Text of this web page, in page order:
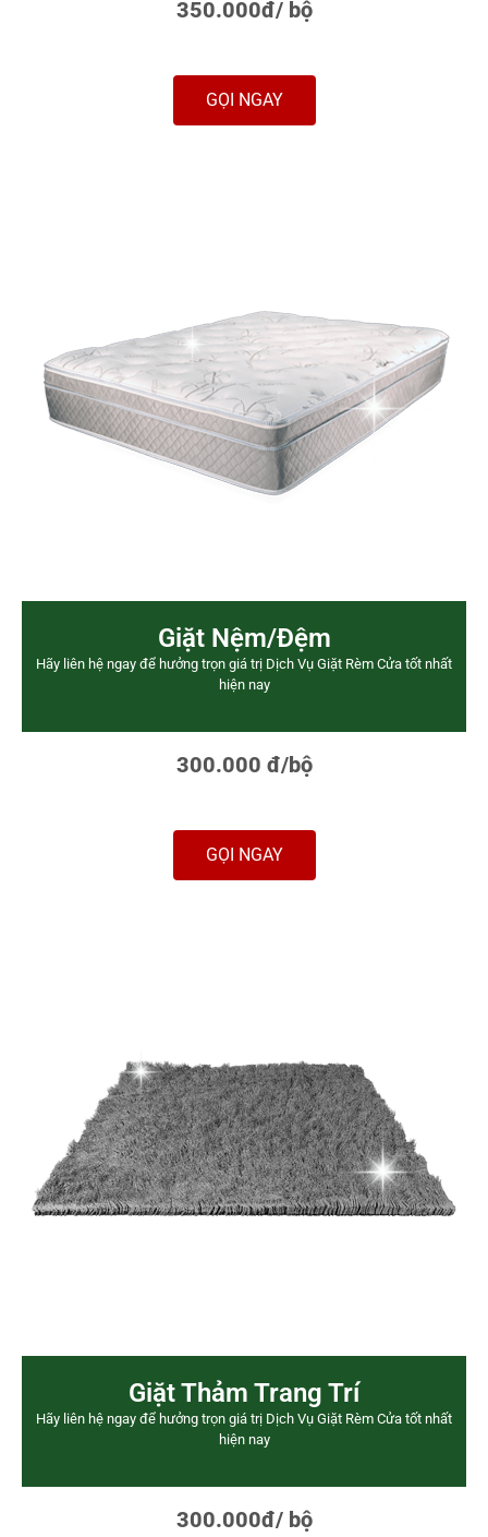
350.000đ/ bộ
GỌI NGAY
Giặt Nệm/Đệm
Hãy liên hệ ngay để hưởng trọn giá trị Dịch Vụ Giặt Rèm Cửa tốt nhất
hiện nay
300.000 đ/bộ
GỌI NGAY
Giặt Thảm Trang Trí
Hãy liên hệ ngay để hưởng trọn giá trị Dịch Vụ Giặt Rèm Cửa tốt nhất
hiện nay
300.000đ/ bộ